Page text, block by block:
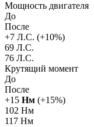
Мощность двигателя
До
После
+7 Л.С. (+10%)
69 Л.С.
76 Л.С.
Крутящий момент
До
После
+15 Нм (+15%)
102 Нм
117 Нм